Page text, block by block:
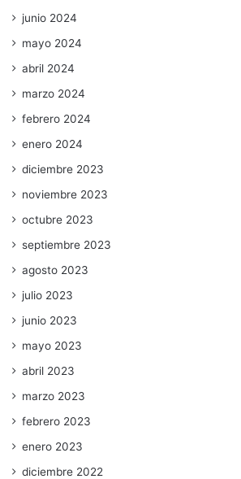
junio 2024
mayo 2024
abril 2024
marzo 2024
febrero 2024
enero 2024
diciembre 2023
noviembre 2023
octubre 2023
septiembre 2023
agosto 2023
julio 2023
junio 2023
mayo 2023
abril 2023
marzo 2023
febrero 2023
enero 2023
diciembre 2022